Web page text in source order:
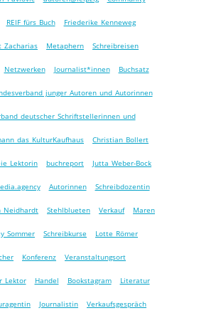
REIF fürs Buch Friederike Kenneweg
Zacharias Metaphern Schreibreisen
Netzwerken Journalist*innen Buchsatz
junger Autoren und Autorinnen
deutscher Schriftstellerinnen und
das KulturKaufhaus Christian Bollert
Lektorin buchreport Jutta Weber-Bock
Autorinnen Schreibdozentin
Neidhardt Stehlblueten Verkauf Maren
Sommer Schreibkurse Lotte Römer
Konferenz Veranstaltungsort
Lektor Handel Bookstagram Literatur
Journalistin Verkaufsgespräch